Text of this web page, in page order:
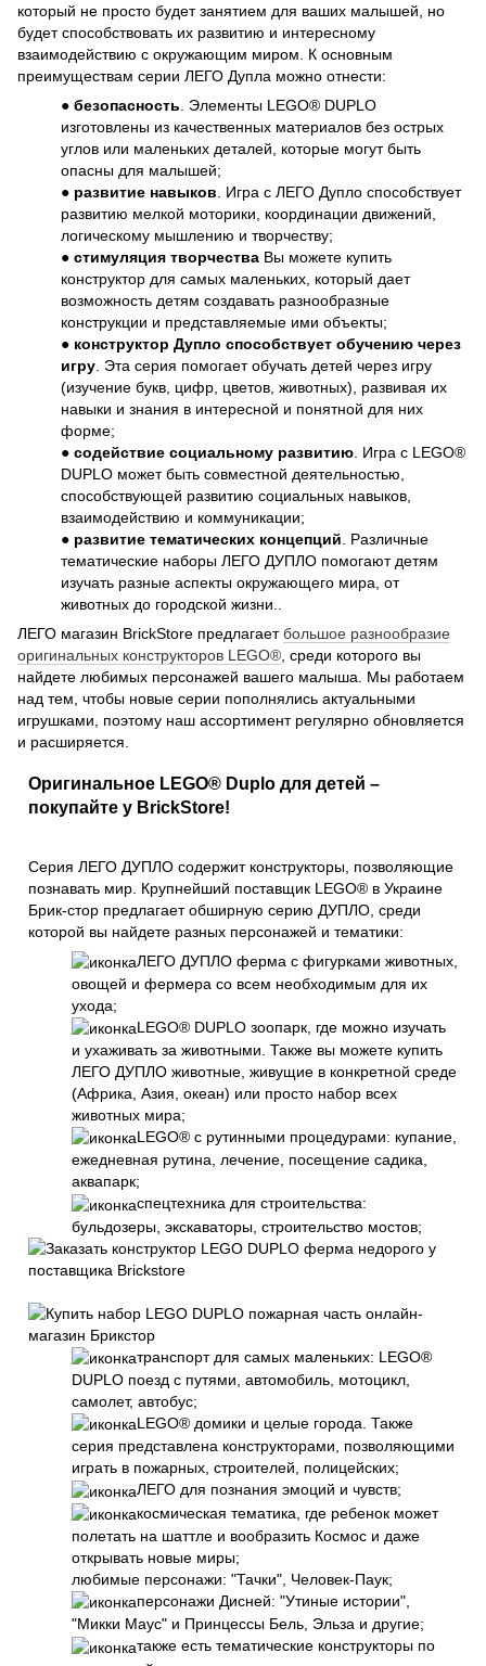
который не просто будет занятием для ваших малышей, но
будет способствовать их развитию и интересному
взаимодействию с окружающим миром. К основным
преимуществам серии ЛЕГО Дупла можно отнести:
● безопасность . Элементы LEGO® DUPLO
изготовлены из качественных материалов без острых
углов или маленьких деталей, которые могут быть
опасны для малышей;
● развитие навыков . Игра с ЛЕГО Дупло способствует
развитию мелкой моторики, координации движений,
логическому мышлению и творчеству;
● стимуляция творчества Вы можете купить
конструктор для самых маленьких, который дает
возможность детям создавать разнообразные
конструкции и представляемые ими объекты;
● конструктор Дупло способствует обучению через
игру . Эта серия помогает обучать детей через игру
(изучение букв, цифр, цветов, животных), развивая их
навыки и знания в интересной и понятной для них
форме;
● содействие социальному развитию . Игра с LEGO®
DUPLO может быть совместной деятельностью,
способствующей развитию социальных навыков,
взаимодействию и коммуникации;
● развитие тематических концепций . Различные
тематические наборы ЛЕГО ДУПЛО помогают детям
изучать разные аспекты окружающего мира, от
животных до городской жизни..
ЛЕГО магазин BrickStore предлагаетбольшое разнообразие
оригинальных конструкторов LEGO® , среди которого вы
найдете любимых персонажей вашего малыша. Мы работаем
над тем, чтобы новые серии пополнялись актуальными
игрушками, поэтому наш ассортимент регулярно обновляется
и расширяется.
Оригинальное LEGO® Duplo для детей –
покупайте у BrickStore!
Серия ЛЕГО ДУПЛО содержит конструкторы, позволяющие
познавать мир. Крупнейший поставщик LEGO® в Украине
Брик-стор предлагает обширную серию ДУПЛО, среди
которой вы найдете разных персонажей и тематики:
ЛЕГО ДУПЛО ферма с фигурками животных,
овощей и фермера со всем необходимым для их
ухода;
LEGO® DUPLO зоопарк, где можно изучать
и ухаживать за животными. Также вы можете купить
ЛЕГО ДУПЛО животные, живущие в конкретной среде
(Африка, Азия, океан) или просто набор всех
животных мира;
LEGO® с рутинными процедурами: купание,
ежедневная рутина, лечение, посещение садика,
аквапарк;
спецтехника для строительства:
бульдозеры, экскаваторы, строительство мостов;
транспорт для самых маленьких: LEGO®
DUPLO поезд с путями, автомобиль, мотоцикл,
самолет, автобус;
LEGO® домики и целые города. Также
серия представлена конструкторами, позволяющими
играть в пожарных, строителей, полицейских;
ЛЕГО для познания эмоций и чувств;
космическая тематика, где ребенок может
полетать на шаттле и вообразить Космос и даже
открывать новые миры;
любимые персонажи: "Тачки", Человек-Паук;
персонажи Дисней: "Утиные истории",
"Микки Маус" и Принцессы Бель, Эльза и другие;
также есть тематические конструкторы по